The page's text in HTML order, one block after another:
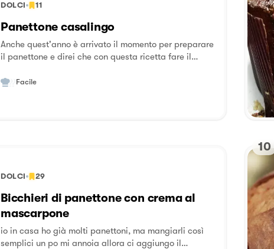
DOLCI 11
Panettone casalingo
Anche quest'anno è arrivato il momento per preparare
il panettone e direi che con questa ricetta fare il
panettone è il re dei dolci tradizionali natalizi ed è
Facile
DOLCI 29
Bicchieri di panettone con crema al
mascarpone
io in casa ho già molti panettoni, ma mangiarli così
semplici un po mi annoia allora ci aggiungo il
10